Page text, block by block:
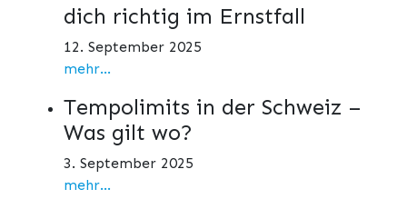
dich richtig im Ernstfall
12. September 2025
mehr...
Tempolimits in der Schweiz –
Was gilt wo?
3. September 2025
mehr...